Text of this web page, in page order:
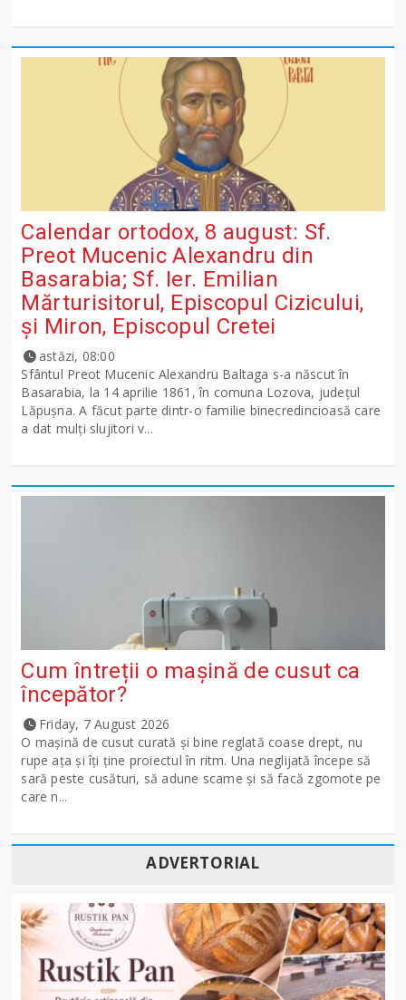
Calendar ortodox, 8 august: Sf.
Preot Mucenic Alexandru din
Basarabia; Sf. Ier. Emilian
Mărturisitorul, Episcopul Cizicului,
şi Miron, Episcopul Cretei
astăzi, 08:00
Sfântul Preot Mucenic Alexandru Baltaga s-a născut în
Basarabia, la 14 aprilie 1861, în comuna Lozova, județul
Lăpușna. A făcut parte dintr-o familie binecredincioasă care
a dat mulți slujitori v...
Cum întreții o mașină de cusut ca
începător?
Friday, 7 August 2026
O mașină de cusut curată și bine reglată coase drept, nu
rupe ața și îți ține proiectul în ritm. Una neglijată începe să
sară peste cusături, să adune scame și să facă zgomote pe
care n...
ADVERTORIAL